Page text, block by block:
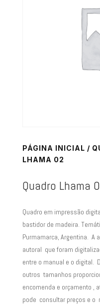
PÁGINA INICIAL /
LHAMA 02
Quadro Lhama
Quadro em impressão
bastidor de madeira.
Purmamarca, Argentina. A
autoral que foram
entre o manual e o digital.
outros tamanhos
encomenda e orçamento ,
pode consultar preços e o